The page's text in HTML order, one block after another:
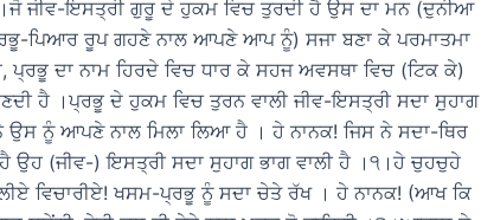
।ਜੋ ਜੀਵ-ਇਸਤ੍ਰੀ ਗੁਰੂ ਦੇ ਹੁਕਮ ਵਿਚ ਤੁਰਦੀ ਹੈ ਉਸ ਦਾ ਮਨ (ਦੁਨੀਆ
ਪਿਆਰ ਰੂਪ ਗਹਣੇ ਨਾਲ ਆਪਣੇ ਆਪ ਨੂੰ) ਸਜਾ ਬਣਾ ਕੇ ਪਰਮਾਤਮਾ
ਪ੍ਰਭੂ ਦਾ ਨਾਮ ਹਿਰਦੇ ਵਿਚ ਧਾਰ ਕੇ ਸਹਜ ਅਵਸਥਾ ਵਿਚ (ਟਿਕ ਕੇ)
ਹੈ ।ਪ੍ਰਭੂ ਦੇ ਹੁਕਮ ਵਿਚ ਤੁਰਨ ਵਾਲੀ ਜੀਵ-ਇਸਤ੍ਰੀ ਸਦਾ ਸੁਹਾਗ
ਉਸ ਨੂੰ ਆਪਣੇ ਨਾਲ ਮਿਲਾ ਲਿਆ ਹੈ । ਹੇ ਨਾਨਕ! ਜਿਸ ਨੇ ਸਦਾ-ਥਿਰ
(ਜੀਵ-) ਇਸਤ੍ਰੀ ਸਦਾ ਸੁਹਾਗ ਭਾਗ ਵਾਲੀ ਹੈ ।੧।ਹੇ ਚੁਹਚੁਹੇ
ਵਿਚਾਰੀਏ! ਖਸਮ-ਪ੍ਰਭੂ ਨੂੰ ਸਦਾ ਚੇਤੇ ਰੱਖ । ਹੇ ਨਾਨਕ! (ਆਖ ਕਿ